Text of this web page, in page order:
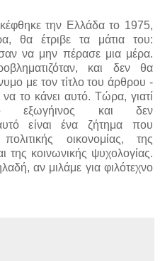
την Ελλάδα το 1975,
θα έτριβε τα μάτια του:
να μην πέρασε μια μέρα.
και δεν θα
με τον τίτλο του άρθρου -
το κάνει αυτό. Τώρα, γιατί
εξωγήινος και δεν
είναι ένα ζήτημα που
οικονομίας, της
της κοινωνικής ψυχολογίας.
αν μιλάμε για φιλότεχνο